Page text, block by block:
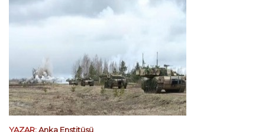
YAZAR:Anka Enstitüsü